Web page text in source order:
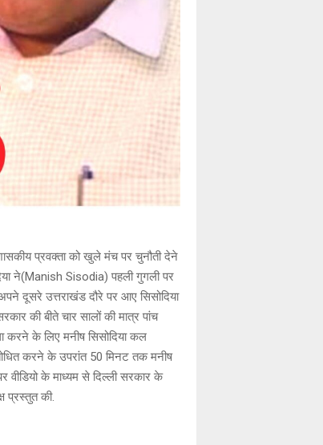
प्रवक्ता को खुले मंच पर चुनौती देने
ने(Manish Sisodia) पहली गुगली पर
दूसरे उत्तराखंड दौरे पर आए सिसोदिया
की बीते चार सालों की मात्र पांच
करने के लिए मनीष सिसोदिया कल
करने के उपरांत 50 मिनट तक मनीष
वीडियो के माध्यम से दिल्ली सरकार के
प्रस्तुत की.